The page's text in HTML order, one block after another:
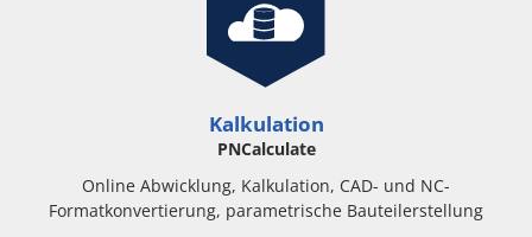
Kalkulation
PNCalculate
Online Abwicklung, Kalkulation, CAD- und NC-
Formatkonvertierung, parametrische Bauteilerstellung